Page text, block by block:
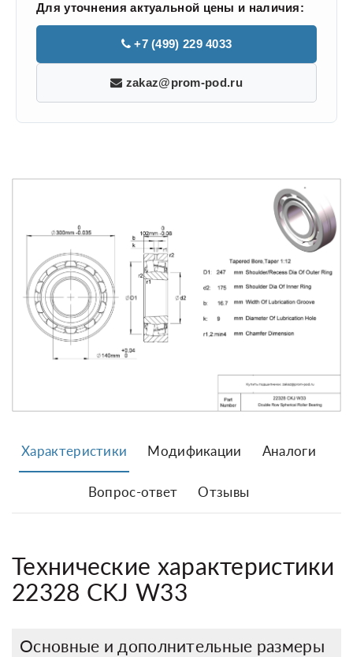
Для уточнения актуальной цены и наличия:
+7 (499) 229 4033
zakaz@prom-pod.ru
Характеристики Модификации Аналоги
Вопрос-ответ Отзывы
Технические характеристики
22328 CKJ W33
Основные и дополнительные размеры